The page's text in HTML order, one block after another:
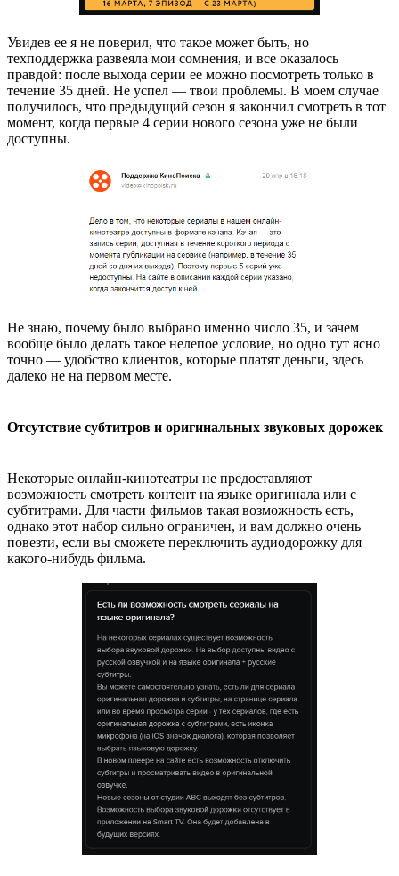
Увидев ее я не поверил, что такое может быть, но
техподдержка развеяла мои сомнения, и все оказалось
правдой: после выхода серии ее можно посмотреть только в
течение 35 дней. Не успел — твои проблемы. В моем случае
получилось, что предыдущий сезон я закончил смотреть в тот
момент, когда первые 4 серии нового сезона уже не были
доступны.
Не знаю, почему было выбрано именно число 35, и зачем
вообще было делать такое нелепое условие, но одно тут ясно
точно — удобство клиентов, которые платят деньги, здесь
далеко не на первом месте.
Отсутствие субтитров и оригинальных звуковых дорожек
Некоторые онлайн-кинотеатры не предоставляют
возможность смотреть контент на языке оригинала или с
субтитрами. Для части фильмов такая возможность есть,
однако этот набор сильно ограничен, и вам должно очень
повезти, если вы сможете переключить аудиодорожку для
какого-нибудь фильма.